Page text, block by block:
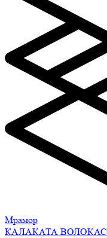
Мрамор
КАЛАКАТА ВОЛОКАС